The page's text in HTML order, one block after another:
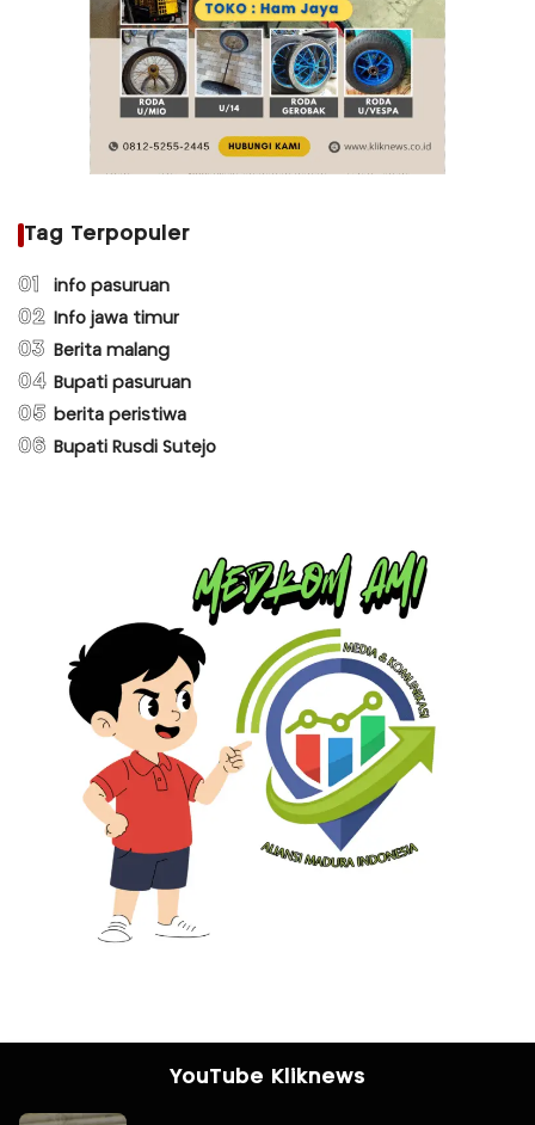
Tag Terpopuler
01 info pasuruan
02 Info jawa timur
03 Berita malang
04 Bupati pasuruan
05 berita peristiwa
06 Bupati Rusdi Sutejo
YouTube Kliknews